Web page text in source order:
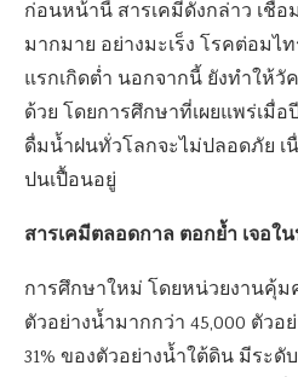
ก่อนหน้านี้ สารเคมีดังกล่าว เชื่
มากมาย อย่างมะเร็ง โรคต่อม
แรกเกิดต่ำ นอกจากนี้ ยังทำให้
ด้วย โดยการศึกษาที่เผยแพร่เมื่อ
ดื่มน้ำฝนทั่วโลกจะไม่ปลอดภัย เ
ปนเปื้อนอยู่
สารเคมีตลอดกาล ตอกย้ำ เจอใ
การศึกษาใหม่ โดยหน่วยงานคุ้ม
ตัวอย่างน้ำมากกว่า 45,000 ตัว
31% ของตัวอย่างน้ำใต้ดิน มีระดั